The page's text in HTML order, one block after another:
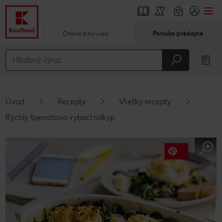
Hlavný obsah
Vyskakovací bočný panel
Online trhovisko Ponuka predajne
Úvod Recepty
Všetky recepty
Rýchly špenátovo-rybací nákyp